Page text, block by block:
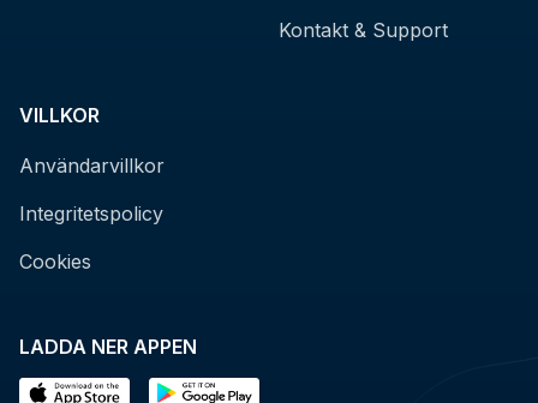
LADDA NER APPEN
Kontakt & Support
VILLKOR
Användarvillkor
Integritetspolicy
Cookies